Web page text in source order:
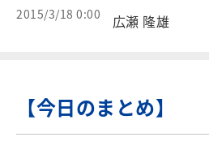
2015/3/18 0:00 広瀬 隆雄
【今日のまとめ】